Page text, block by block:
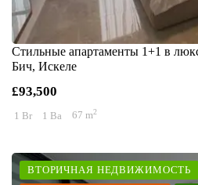
Стильные апартаменты 1+1 в
Бич, Искеле
£93,500
1 Br 1 Ba 67 m2
ВТОРИЧНАЯ НЕДВИЖИМОСТЬ